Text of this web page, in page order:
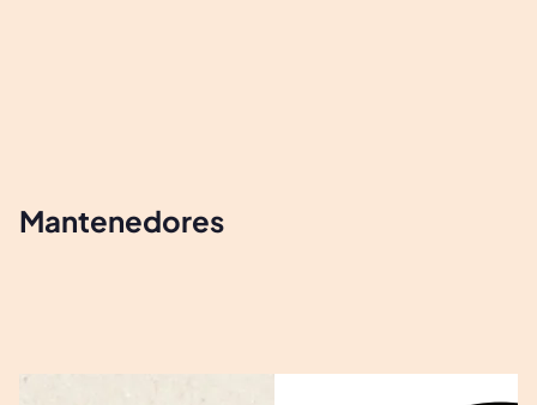
Mantenedores